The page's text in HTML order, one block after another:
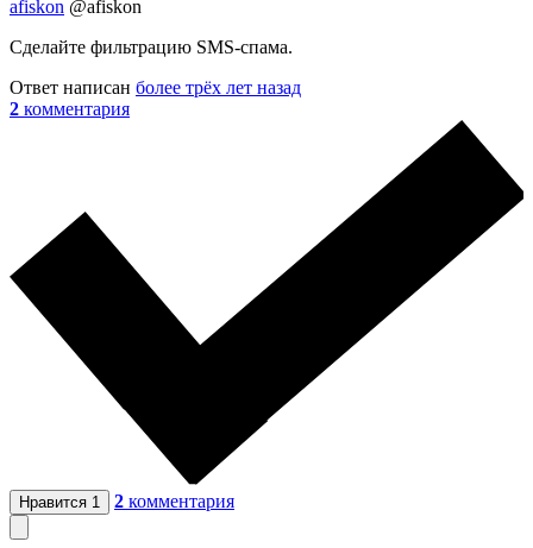
afiskon @afiskon
Сделайте фильтрацию SMS-спама.
Ответ написан более трёх лет назад
2 комментария
Нравится 1 2 комментария